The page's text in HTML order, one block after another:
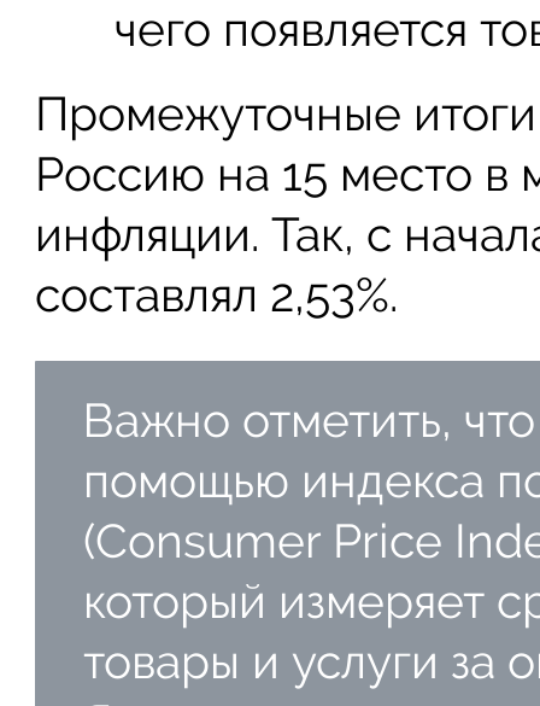
чего появляется
Промежуточные
Россию на 15 место в
инфляции. Так, с
составлял 2,53%.
Важно отметить,
помощью индекса
(Consumer Price
который измеряет
товары и услуги за